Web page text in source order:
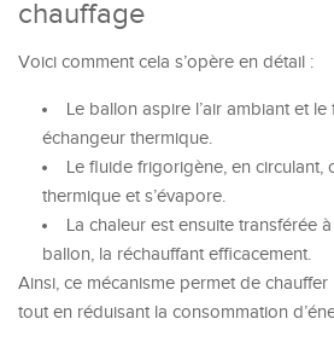
chauffage
Voici comment cela s’opère en détail :
Le ballon aspire l’air ambiant et
échangeur thermique.
Le fluide frigorigène, en circulant,
thermique et s’évapore.
La chaleur est ensuite transférée
ballon, la réchauffant efficacement.
Ainsi, ce mécanisme permet de chauffer
tout en réduisant la consommation